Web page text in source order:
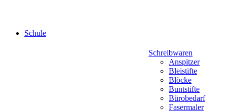
Schule
Schreibwaren
Anspitzer
Bleistifte
Blöcke
Buntstifte
Bürobedarf
Fasermaler